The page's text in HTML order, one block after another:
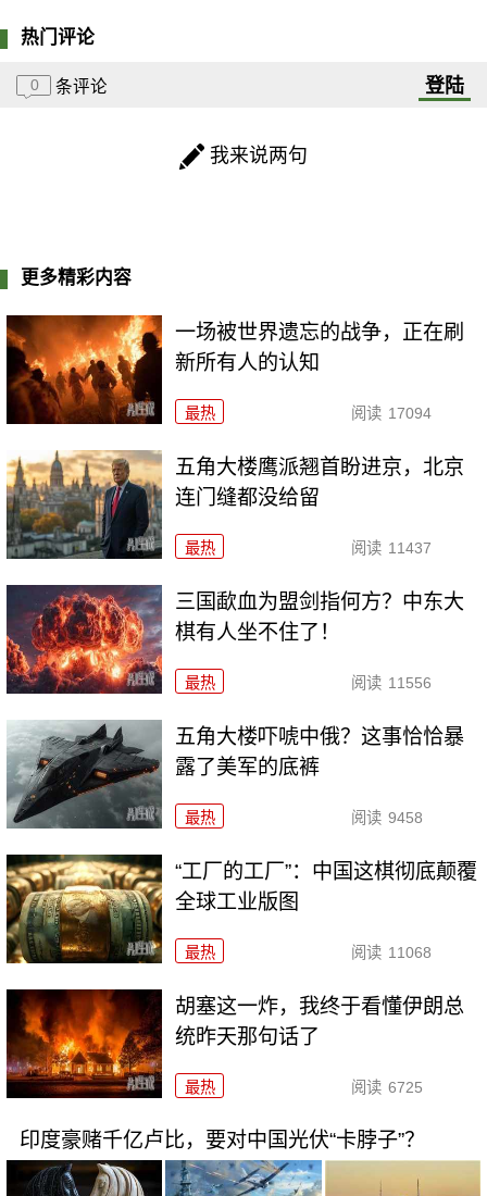
热门评论
0 条评论 登陆
我来说两句
更多精彩内容
一场被世界遗忘的战争，正在刷
新所有人的认知
最热 阅读 17094
五角大楼鹰派翘首盼进京，北京
连门缝都没给留
最热 阅读 11437
三国歃血为盟剑指何方？中东大
棋有人坐不住了！
最热 阅读 11556
五角大楼吓唬中俄？这事恰恰暴
露了美军的底裤
最热 阅读 9458
“工厂的工厂”：中国这棋彻底颠覆
全球工业版图
最热 阅读 11068
胡塞这一炸，我终于看懂伊朗总
统昨天那句话了
最热 阅读 6725
印度豪赌千亿卢比，要对中国光伏“卡脖子”？